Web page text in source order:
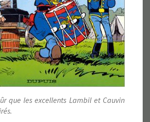
que les excellents Lambil et Cauvin